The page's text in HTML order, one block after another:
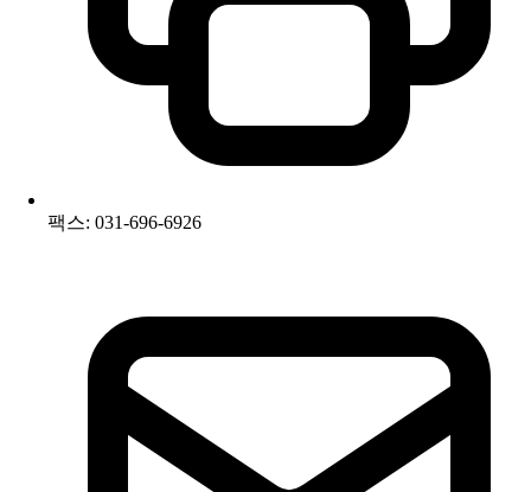
팩스: 031-696-6926